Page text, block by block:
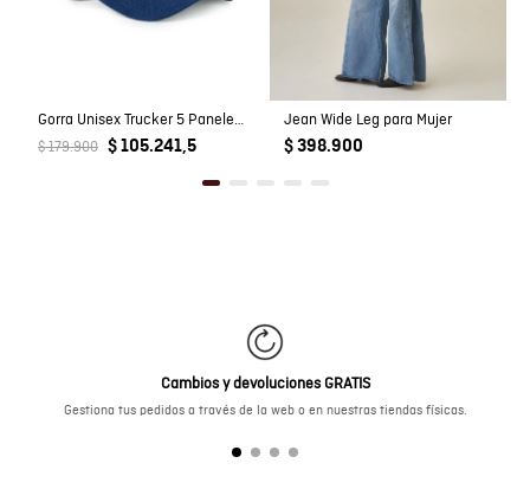
800069933
Gorra Unisex Trucker 5 Paneles Drill con Gráfico Bordado Detalle de Cordón en Mezcla de Algodón
$ 179.900 $ 105.241,5
Jean Wide Leg para Mujer
$ 398.900
Cambios y devoluciones GRATIS
Gestiona tus pedidos a través de la web o en nuestras tiendas físicas.